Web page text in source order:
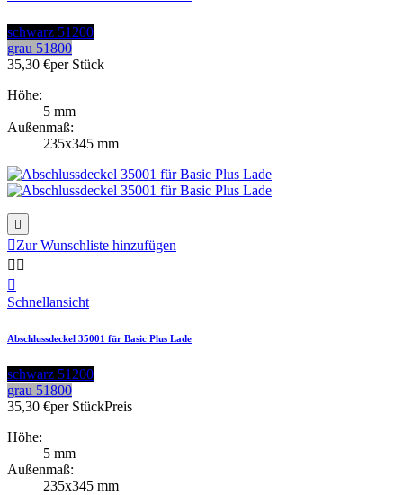
schwarz 51200
grau 51800
35,30 €per Stück
Höhe:
5 mm
Außenmaß:
235x345 mm

Zur Wunschliste hinzufügen
 

Schnellansicht
Abschlussdeckel 35001 für Basic Plus Lade
schwarz 51200
grau 51800
35,30 €per StückPreis
Höhe:
5 mm
Außenmaß:
235x345 mm